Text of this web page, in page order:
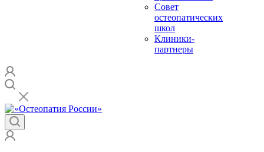
Совет
остеопатических
школ
Клиники-
партнеры